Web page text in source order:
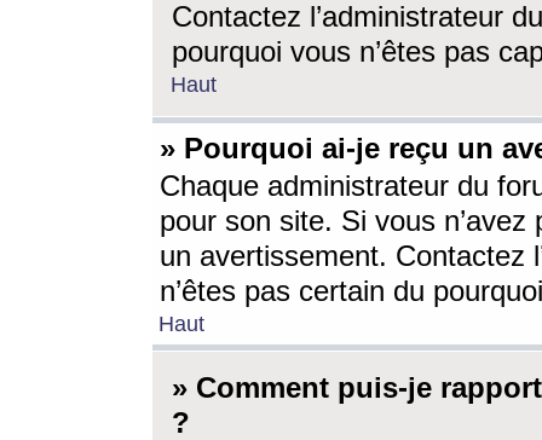
Contactez l’administrateur
pourquoi vous n’êtes pas
Haut
» Pourquoi ai-je reçu un
Chaque administrateur du
pour son site. Si vous
un avertissement. Contactez
n’êtes pas certain du
Haut
» Comment puis-je
?